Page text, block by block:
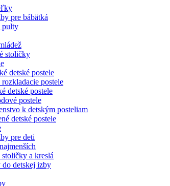
pre bábätká
pulty
stoličky
detské postele
rozkladacie postele
detské postele
postele
k detským posteliam
detské postele
pre deti
stoličky a kreslá
do detskej izby